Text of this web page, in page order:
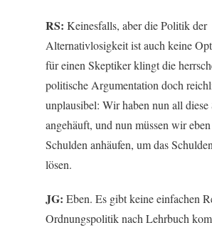
RS: Keinesfalls, aber die Politik der
Alternativlosigkeit ist auch keine
für einen Skeptiker klingt die
politische Argumentation doch
unplausibel: Wir haben nun all diese
angehäuft, und nun müssen wir
Schulden anhäufen, um das
lösen.
JG: Eben. Es gibt keine einfachen
Ordnungspolitik nach Lehrbuch